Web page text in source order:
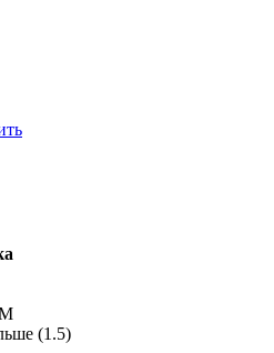
(1.5)